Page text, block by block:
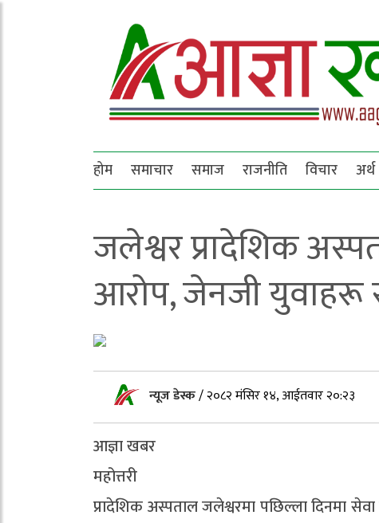
होम समाचार समाज राजनीति विचार अर्थ
जलेश्वर प्रादेशिक
आरोप, जेनजी
न्यूज डेस्क/२०८२ मंसिर १४, आईतवार २०:२३
आज्ञा खबर
महोत्तरी
प्रादेशिक अस्पताल जलेश्वरमा पछिल्ला दिनमा